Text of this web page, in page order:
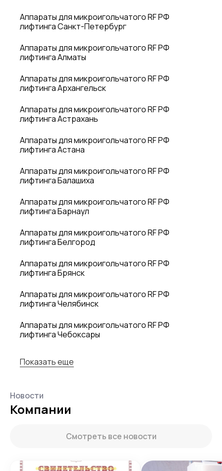
Аппараты для микроигольчатого RF РФ
лифтинга Санкт-Петербург
Аппараты для микроигольчатого RF РФ
лифтинга Алматы
Аппараты для микроигольчатого RF РФ
лифтинга Архангельск
Аппараты для микроигольчатого RF РФ
лифтинга Астрахань
Аппараты для микроигольчатого RF РФ
лифтинга Астана
Аппараты для микроигольчатого RF РФ
лифтинга Балашиха
Аппараты для микроигольчатого RF РФ
лифтинга Барнаул
Аппараты для микроигольчатого RF РФ
лифтинга Белгород
Аппараты для микроигольчатого RF РФ
лифтинга Брянск
Аппараты для микроигольчатого RF РФ
лифтинга Челябинск
Аппараты для микроигольчатого RF РФ
лифтинга Чебоксары
Показать еще
Новости
Компании
Смотреть все новости